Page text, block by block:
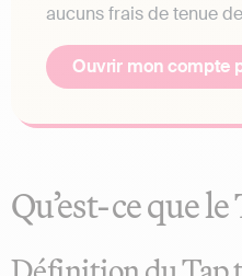
aucuns frais de tenue
Ouvrir mon compte
Qu’est-ce que